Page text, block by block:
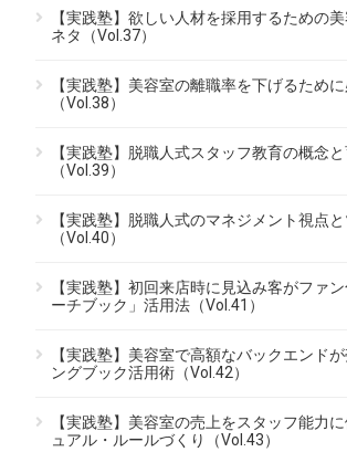
【実践塾】欲しい人材を採用するための
ネタ（Vol.37）
【実践塾】美容室の離職率を下げるため
（Vol.38）
【実践塾】脱職人式スタッフ教育の概念
（Vol.39）
【実践塾】脱職人式のマネジメント視点
（Vol.40）
【実践塾】初回来店時に見込み客がファ
ーチブック」活用法（Vol.41）
【実践塾】美容室で高額なバックエンド
ングブック活用術（Vol.42）
【実践塾】美容室の売上をスタッフ能力
ュアル・ルールづくり（Vol.43）